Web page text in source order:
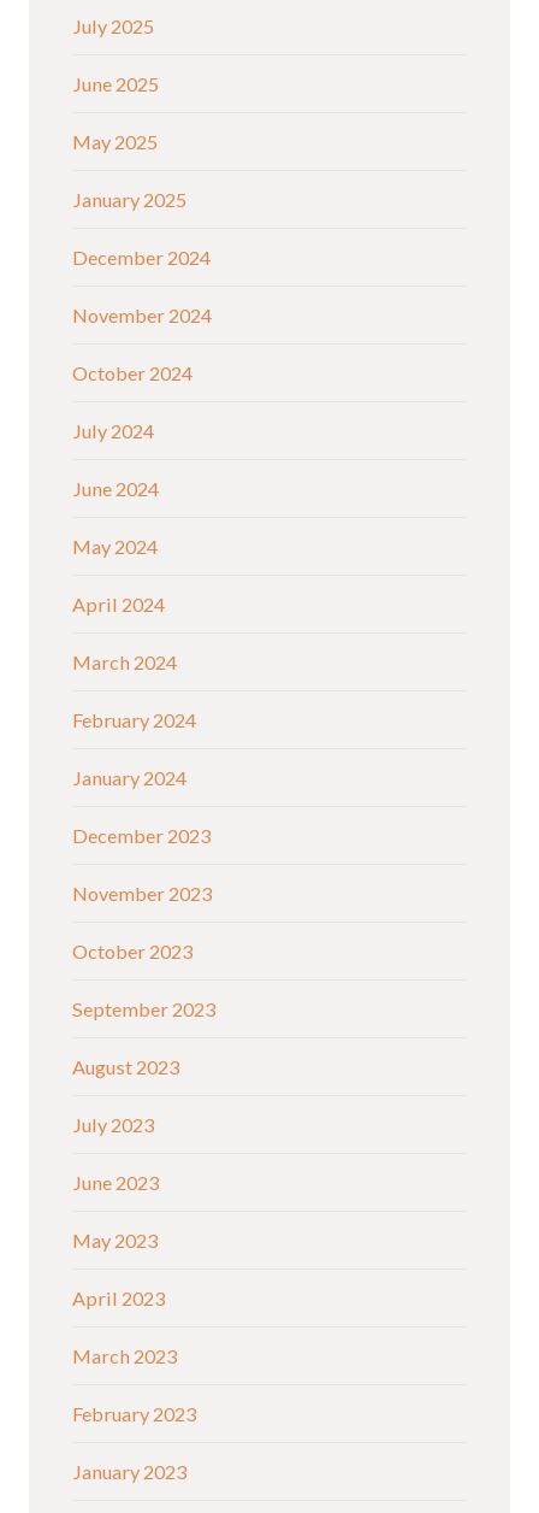
July 2025
June 2025
May 2025
January 2025
December 2024
November 2024
October 2024
July 2024
June 2024
May 2024
April 2024
March 2024
February 2024
January 2024
December 2023
November 2023
October 2023
September 2023
August 2023
July 2023
June 2023
May 2023
April 2023
March 2023
February 2023
January 2023